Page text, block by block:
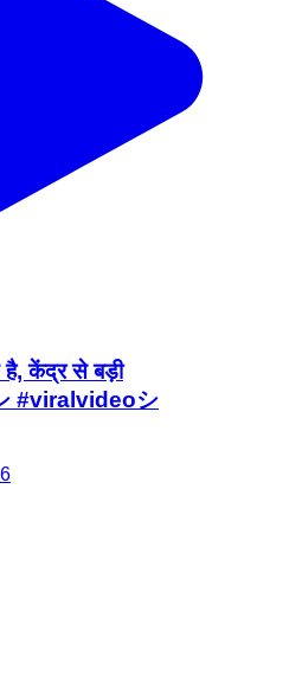
है, केंद्र से बड़ी
#viralvideoシ